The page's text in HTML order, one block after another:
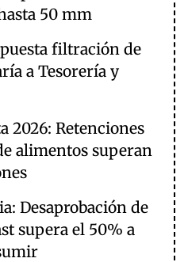
50 mm
filtración de
a Tesorería y
2026: Retenciones
alimentos superan
Desaprobación de
supera el 50% a